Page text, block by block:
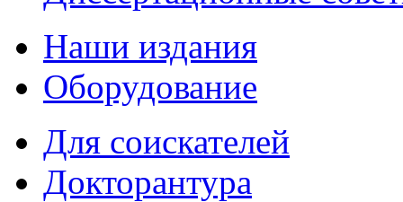
Наши издания
Оборудование
Для соискателей
Докторантура